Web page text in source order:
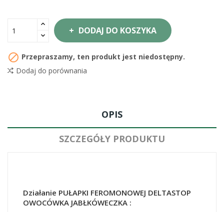
DODAJ DO KOSZYKA
 Przepraszamy, ten produkt jest niedostępny.
Dodaj do porównania
OPIS
SZCZEGÓŁY PRODUKTU
Działanie PUŁAPKI FEROMONOWEJ DELTASTOP
OWOCÓWKA JABŁKÓWECZKA :